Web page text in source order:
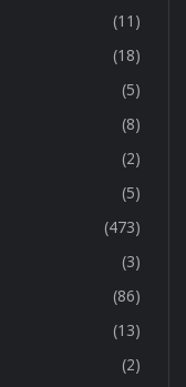
(11)
(18)
(5)
(8)
(2)
(5)
(473)
(3)
(86)
(13)
(2)